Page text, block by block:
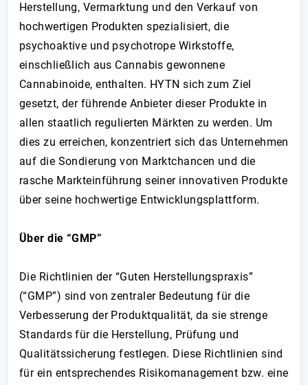
Herstellung, Vermarktung und den Verkauf von
hochwertigen Produkten spezialisiert, die
psychoaktive und psychotrope Wirkstoffe,
einschließlich aus Cannabis gewonnene
Cannabinoide, enthalten. HYTN sich zum Ziel
gesetzt, der führende Anbieter dieser Produkte in
allen staatlich regulierten Märkten zu werden. Um
dies zu erreichen, konzentriert sich das Unternehmen
auf die Sondierung von Marktchancen und die
rasche Markteinführung seiner innovativen Produkte
über seine hochwertige Entwicklungsplattform.
Über die “GMP”
Die Richtlinien der “Guten Herstellungspraxis”
(“GMP”) sind von zentraler Bedeutung für die
Verbesserung der Produktqualität, da sie strenge
Standards für die Herstellung, Prüfung und
Qualitätssicherung festlegen. Diese Richtlinien sind
für ein entsprechendes Risikomanagement bzw. eine